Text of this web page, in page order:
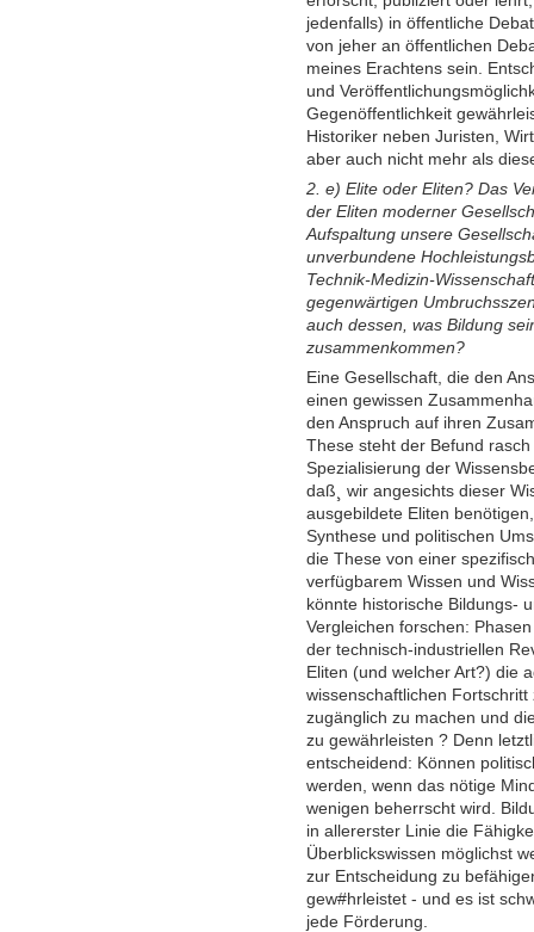
jedenfalls) in öffentliche
von jeher an öffentlichen
meines Erachtens sein.
und
Gegenöffentlichkeit
Historiker neben Juristen,
aber auch nicht mehr als
2. e) Elite oder Eliten? Das
der Eliten moderner
Aufspaltung unsere
unverbundene
Technik-Medizin-
gegenwärtigen
auch dessen, was Bildung
zusammenkommen?
Eine Gesellschaft, die den
einen gewissen
den Anspruch auf ihren
These steht der Befund
Spezialisierung der
daß¸ wir angesichts dieser
ausgebildete Eliten
Synthese und politischen
die These von einer
verfügbarem Wissen und
könnte historische Bildungs-
Vergleichen forschen:
der technisch-industriellen
Eliten (und welcher Art?) die
wissenschaftlichen
zugänglich zu machen und
zu gewährleisten ? Denn
entscheidend: Können
werden, wenn das nötige
wenigen beherrscht wird.
in allererster Linie die
Überblickswissen möglichst
zur Entscheidung zu
gew#hrleistet - und es ist
jede Förderung.